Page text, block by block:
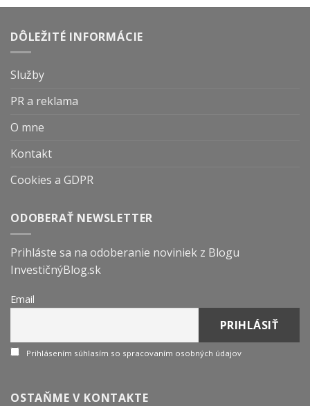
DÔLEŽITÉ INFORMÁCIE
Služby
PR a reklama
O mne
Kontakt
Cookies a GDPR
ODOBERAŤ NEWSLETTER
Prihláste sa na odoberanie noviniek z Blogu
InvestičnýBlog.sk
Email
Prihlásením súhlasím so spracovaním osobných údajov
OSTAŇME V KONTAKTE